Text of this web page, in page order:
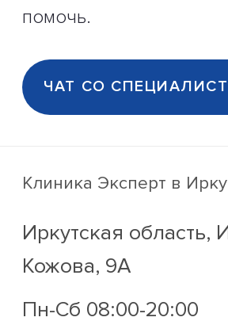
помочь.
ЧАТ СО
Клиника Эксперт в
Иркутская область,
Кожова, 9А
Пн-Сб 08:00-20:00